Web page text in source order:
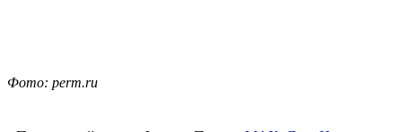
Фото: perm.ru